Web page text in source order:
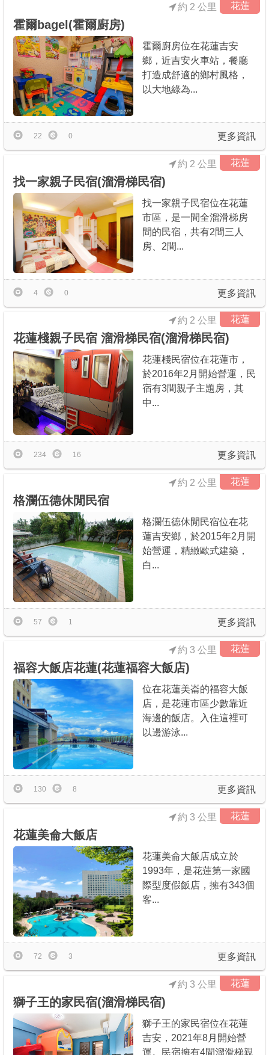
花蓮
霍爾bagel(霍爾廚房)
約 2 公里
霍爾廚房位在花蓮吉安
鄉，近吉安火車站，餐廳
打造成舒適的鄉村風格，
以大地綠為...
更多資訊
22 0
花蓮
找一家親子民宿(溜滑梯民宿)
約 2 公里
找一家親子民宿位在花蓮
市區，是一間全溜滑梯房
間的民宿，共有2間三人
房、2間...
更多資訊
4 0
花蓮
花蓮棧親子民宿 溜滑梯民宿(溜滑梯民宿)
約 2 公里
花蓮棧民宿位在花蓮市，
於2016年2月開始營運，民
宿有3間親子主題房，其
中...
更多資訊
234 16
花蓮
格瀾伍德休閒民宿
約 2 公里
格瀾伍德休閒民宿位在花
蓮吉安鄉，於2015年2月開
始營運，精緻歐式建築，
白...
更多資訊
57 1
花蓮
福容大飯店花蓮(花蓮福容大飯店)
約 3 公里
位在花蓮美崙的福容大飯
店，是花蓮市區少數靠近
海邊的飯店。入住這裡可
以邊游泳...
更多資訊
130 8
花蓮
花蓮美侖大飯店
約 3 公里
花蓮美侖大飯店成立於
1993年，是花蓮第一家國
際型度假飯店，擁有343個
客...
更多資訊
72 3
花蓮
獅子王的家民宿(溜滑梯民宿)
約 3 公里
獅子王的家民宿位在花蓮
吉安，2021年8月開始營
運。民宿擁有4間溜滑梯親